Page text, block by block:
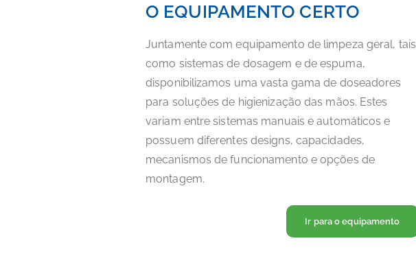
O EQUIPAMENTO CERTO
Juntamente com equipamento de limpeza geral, tais
como sistemas de dosagem e de espuma,
disponibilizamos uma vasta gama de doseadores
para soluções de higienização das mãos. Estes
variam entre sistemas manuais e automáticos e
possuem diferentes designs, capacidades,
mecanismos de funcionamento e opções de
montagem.
Ir para o equipamento